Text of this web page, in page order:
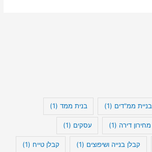
בניית ממ"דים (1) בנית ממד (1)
מחירון דירה (1) עסקים (1)
קבלן בנייה ושיפוצים (1) קבלן טייח (1)